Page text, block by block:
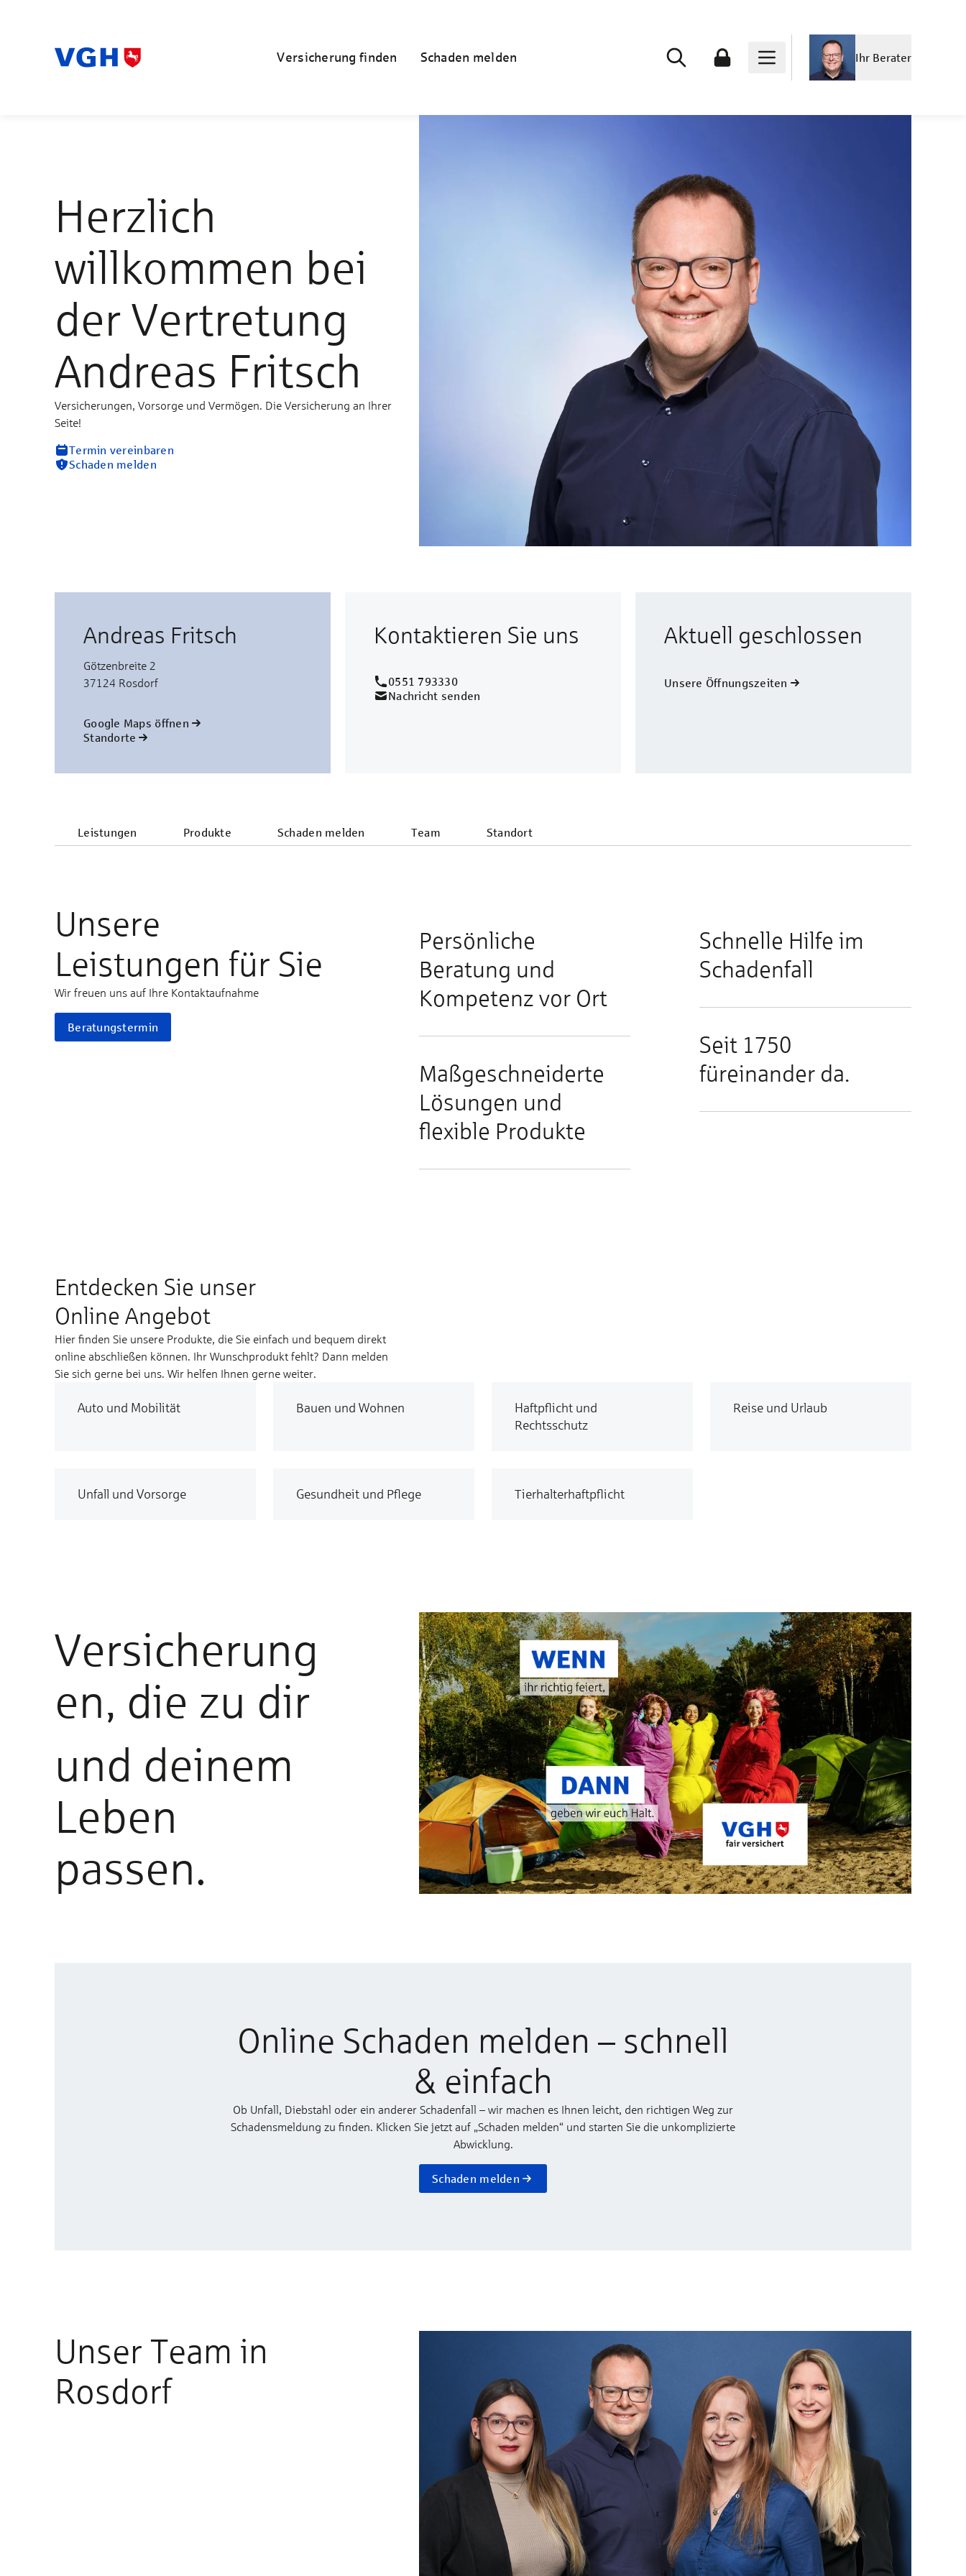
Versicherung finden Schaden melden Ihr Berater
Herzlich
willkommen bei
der Vertretung
Andreas Fritsch
Versicherungen, Vorsorge und Vermögen. Die Versicherung an Ihrer
Seite!
Termin vereinbaren
Schaden melden
Andreas Fritsch
Götzenbreite 2
37124 Rosdorf
Google Maps öffnen
Standorte
Kontaktieren Sie uns
0551 793330
Nachricht senden
Aktuell geschlossen
Unsere Öffnungszeiten
Leistungen Produkte Schaden melden Team Standort
Unsere
Leistungen für Sie
Wir freuen uns auf Ihre Kontaktaufnahme
Beratungstermin
Persönliche
Beratung und
Kompetenz vor Ort
Maßgeschneiderte
Lösungen und
flexible Produkte
Schnelle Hilfe im
Schadenfall
Seit 1750
füreinander da.
Entdecken Sie unser
Online Angebot
Hier finden Sie unsere Produkte, die Sie einfach und bequem direkt
online abschließen können. Ihr Wunschprodukt fehlt? Dann melden
Sie sich gerne bei uns. Wir helfen Ihnen gerne weiter.
Auto und Mobilität Bauen und Wohnen
Haftpflicht und
Rechtsschutz
Reise und Urlaub
Unfall und Vorsorge Gesundheit und Pflege Tierhalterhaftpflicht
Versicherung
en, die zu dir
und deinem
Leben
passen.
Online Schaden melden – schnell
& einfach
Ob Unfall, Diebstahl oder ein anderer Schadenfall – wir machen es Ihnen leicht, den richtigen Weg zur
Schadensmeldung zu finden. Klicken Sie jetzt auf „Schaden melden“ und starten Sie die unkomplizierte
Abwicklung.
Schaden melden
Unser Team in
Rosdorf